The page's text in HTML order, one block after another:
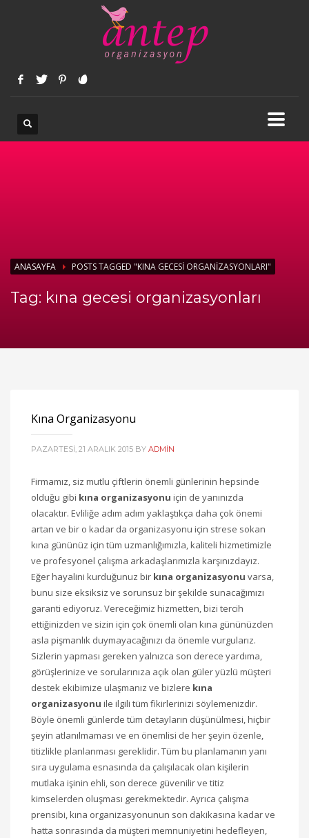
ANASAYFA POSTS TAGGED "KINA GECESI ORGANIZASYONLARI"
Tag: kına gecesi organizasyonları
Kına Organizasyonu
PAZARTESI, 21 ARALIK 2015 BY ADMIN
Firmamız, siz mutlu çiftlerin önemli günlerinin hepsinde
olduğu gibi kına organizasyonu için de yanınızda
olacaktır. Evliliğe adım adım yaklaştıkça daha çok önemi
artan ve bir o kadar da organizasyonu için strese sokan
kına gününüz için tüm uzmanlığımızla, kaliteli hizmetimizle
ve profesyonel çalışma arkadaşlarımızla karşınızdayız.
Eğer hayalini kurduğunuz bir kına organizasyonu varsa,
bunu size eksiksiz ve sorunsuz bir şekilde sunacağımızı
garanti ediyoruz. Vereceğimiz hizmetten, bizi tercih
ettiğinizden ve sizin için çok önemli olan kına gününüzden
asla pişmanlık duymayacağınızı da önemle vurgularız.
Sizlerin yapması gereken yalnızca son derece yardıma,
görüşlerinize ve sorularınıza açık olan güler yüzlü müşteri
destek ekibimize ulaşmanız ve bizlere kına
organizasyonu ile ilgili tüm fikirlerinizi söylemenizdir.
Böyle önemli günlerde tüm detayların düşünülmesi, hiçbir
şeyin atlanılmaması ve en önemlisi de her şeyin özenle,
titizlikle planlanması gereklidir. Tüm bu planlamanın yanı
sıra uygulama esnasında da çalışılacak olan kişilerin
mutlaka işinin ehli, son derece güvenilir ve titiz
kimselerden oluşması gerekmektedir. Ayrıca çalışma
prensibi, kına organizasyonunun son dakikasına kadar ve
hatta sonrasında da müşteri memnuniyetini hedefleyen,